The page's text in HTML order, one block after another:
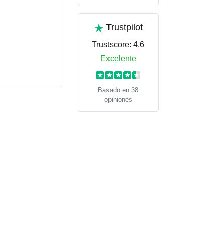
Trustpilot
Trustscore: 4,6
Excelente
★ ★ ★ ★ ★
Basado en 38
opiniones